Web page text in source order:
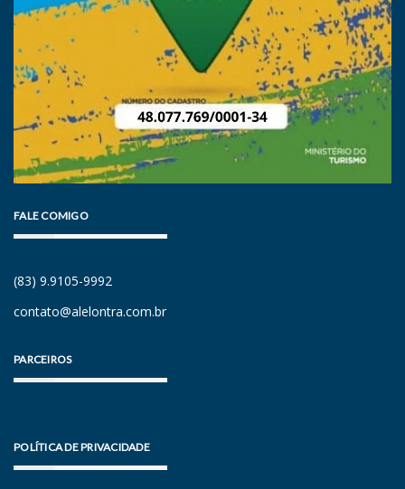
FALE COMIGO
(83) 9.9105-9992
contato@alelontra.com.br
PARCEIROS
POLÍTICA DE PRIVACIDADE